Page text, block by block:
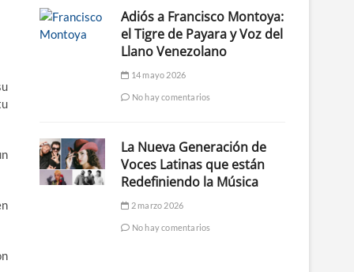
Adiós a Francisco Montoya:
el Tigre de Payara y Voz del
Llano Venezolano
14 mayo 2026
No hay comentarios
La Nueva Generación de
Voces Latinas que están
Redefiniendo la Música
2 marzo 2026
No hay comentarios